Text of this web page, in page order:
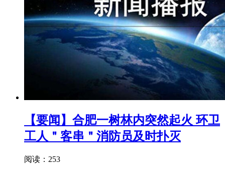
【要闻】合肥一树林内突然起火 环卫
工人＂客串＂消防员及时扑灭
阅读：253